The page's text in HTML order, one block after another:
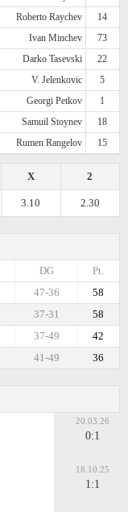
Roberto Raychev
14
Ivan Minchev
73
Darko Tasevski
22
V. Jelenkovic
5
Georgi Petkov
1
Samuil Stoynev
18
Rumen Rangelov 15
2
X
2.30
3.10
Pt.
DG
58
47-36
58
37-31
42
37-49
36
41-49
20.03.26
0:1
18.10.25
1:1